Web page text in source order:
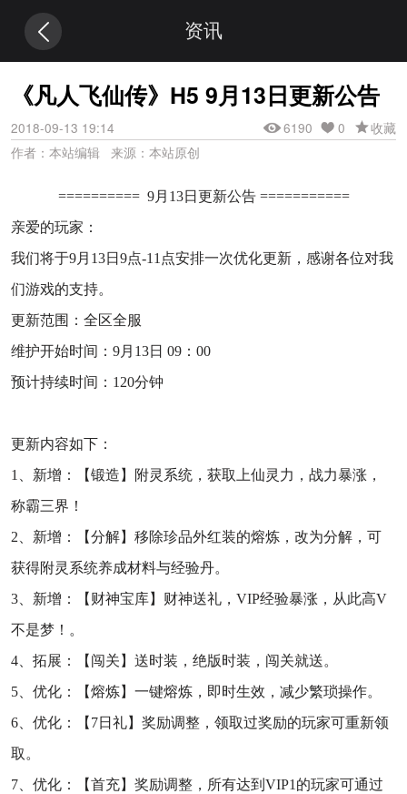
资讯
《凡人飞仙传》H5 9月13日更新公告
2018-09-13 19:14 收藏
0
6190
作者：本站编辑 来源：本站原创
========== 9月13日更新公告 ===========
亲爱的玩家：
我们将于9月13日9点-11点安排一次优化更新，感谢各位对我
们游戏的支持。
更新范围：全区全服
维护开始时间：9月13日 09：00
预计持续时间：120分钟
更新内容如下：
1、新增：【锻造】附灵系统，获取上仙灵力，战力暴涨，
称霸三界！
2、新增：【分解】移除珍品外红装的熔炼，改为分解，可
获得附灵系统养成材料与经验丹。
3、新增：【财神宝库】财神送礼，VIP经验暴涨，从此高V
不是梦！。
4、拓展：【闯关】送时装，绝版时装，闯关就送。
5、优化：【熔炼】一键熔炼，即时生效，减少繁琐操作。
6、优化：【7日礼】奖励调整，领取过奖励的玩家可重新领
取。
7、优化：【首充】奖励调整，所有达到VIP1的玩家可通过